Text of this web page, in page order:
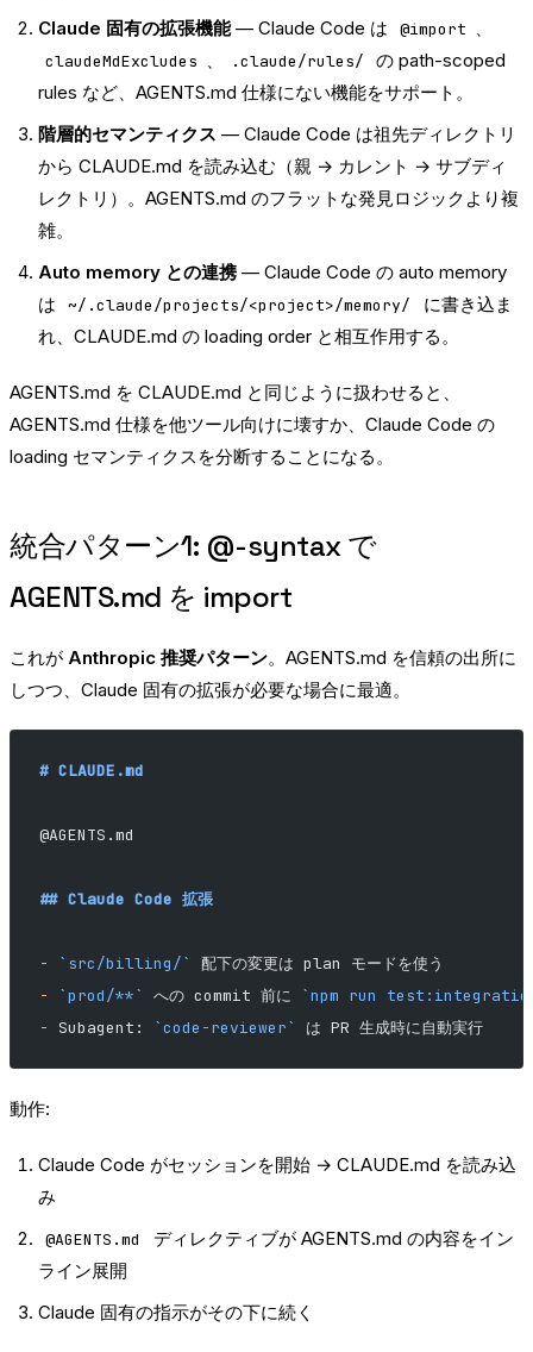
Claude 固有の拡張機能— Claude Code は @import 、
claudeMdExcludes 、 .claude/rules/
の path-scoped
rules など、AGENTS.md 仕様にない機能をサポート。
階層的セマンティクス — Claude Code は祖先ディレクトリ
から CLAUDE.md を読み込む（親 → カレント → サブディ
レクトリ）。AGENTS.md のフラットな発見ロジックより複
雑。
Auto memory との連携 — Claude Code の auto memory
は
~/.claude/projects/<project>/memory/
に書き込ま
れ、CLAUDE.md の loading order と相互作用する。
AGENTS.md を CLAUDE.md と同じように扱わせると、
AGENTS.md 仕様を他ツール向けに壊すか、Claude Code の
loading セマンティクスを分断することになる。
統合パターン1: @-syntax で
AGENTS.md を import
これが Anthropic 推奨パターン。AGENTS.md を信頼の出所に
しつつ、Claude 固有の拡張が必要な場合に最適。
# CLAUDE.md
@AGENTS.md
## Claude Code 拡張
- `src/billing/`
配下の変更は plan モードを使う
-
`prod/**` への commit 前に
`npm run
- Subagent: `code-reviewer` は PR 生成時に自動実行
動作:
Claude Code がセッションを開始 → CLAUDE.md を読み込
み
@AGENTS.md
ディレクティブが AGENTS.md の内容をイン
ライン展開
Claude 固有の指示がその下に続く